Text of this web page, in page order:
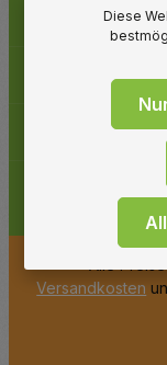
Gartenpirat
Folge uns
Versandkosten
Diese